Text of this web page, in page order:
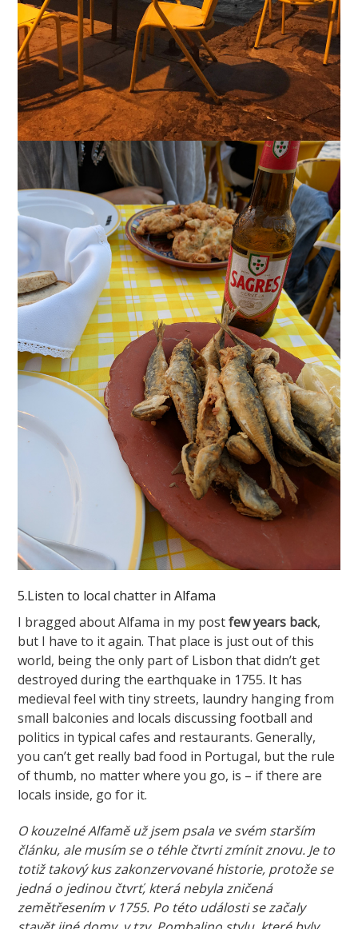
5.Listen to local chatter in Alfama
I bragged about Alfama in my postfew years back,
but I have to it again. That place is just out of this
world, being the only part of Lisbon that didn’t get
destroyed during the earthquake in 1755. It has
medieval feel with tiny streets, laundry hanging from
small balconies and locals discussing football and
politics in typical cafes and restaurants. Generally,
you can’t get really bad food in Portugal, but the rule
of thumb, no matter where you go, is – if there are
locals inside, go for it.
O kouzelné Alfamě už jsem psala ve svém starším
článku, ale musím se o téhle čtvrti zmínit znovu. Je to
totiž takový kus zakonzervované historie, protože se
jedná o jedinou čtvrť, která nebyla zničená
zemětřesením v 1755. Po této události se začaly